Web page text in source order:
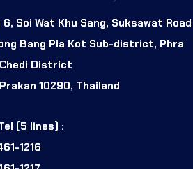
6, Soi Wat Khu Sang, Suksawat Road
Bang Pla Kot Sub-district, Phra
District
10290, Thailand
(5 lines) :
1216